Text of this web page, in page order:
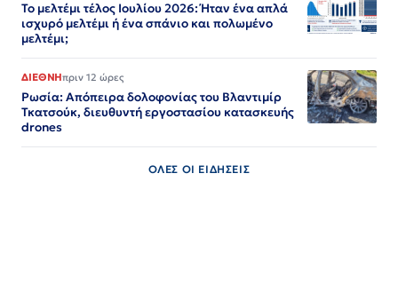
Το μελτέμι τέλος Ιουλίου 2026: Ήταν ένα απλά
ισχυρό μελτέμι ή ένα σπάνιο και πολωμένο
μελτέμι;
ΔΙΕΘΝΗπριν 12 ώρες
Ρωσία: Απόπειρα δολοφονίας του Βλαντιμίρ
Τκατσούκ, διευθυντή εργοστασίου κατασκευής
drones
ΟΛΕΣ ΟΙ ΕΙΔΗΣΕΙΣ